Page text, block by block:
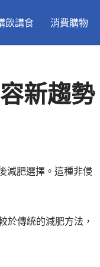
飲講食 消費購物
新趨勢
減肥選擇。這種非侵
於傳統的減肥方法，